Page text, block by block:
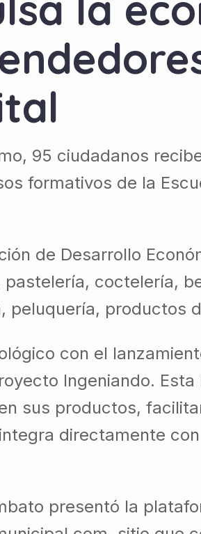
95 ciudadanos
formativos de la
de Desarrollo
coctelería,
peluquería, productos
con el
Ingeniando.
sus productos,
directamente
presentó la